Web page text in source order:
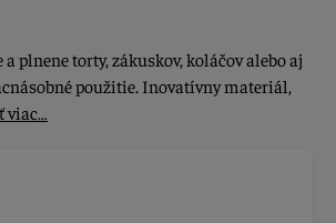
plnene torty, zákuskov, koláčov alebo aj
použitie. Inovatívny materiál,
viac…